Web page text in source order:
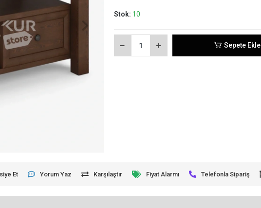
Stok: 10
Sepete Ekle
Et Yorum Yaz Karşılaştır Fiyat Alarmı Telefonla Sipariş